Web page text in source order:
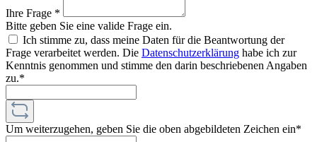
Ihre Frage *
Bitte geben Sie eine valide Frage ein.
Ich stimme zu, dass meine Daten für die Beantwortung der
Frage verarbeitet werden. Die Datenschutzerklärung habe ich zur
Kenntnis genommen und stimme den darin beschriebenen Angaben
zu.*
Um weiterzugehen, geben Sie die oben abgebildeten Zeichen ein*